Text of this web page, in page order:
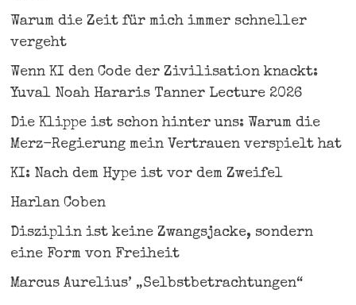
Warum die Zeit für mich immer schneller
vergeht
Wenn KI den Code der Zivilisation knackt:
Yuval Noah Hararis Tanner Lecture 2026
Die Klippe ist schon hinter uns: Warum die
Merz-Regierung mein Vertrauen verspielt hat
KI: Nach dem Hype ist vor dem Zweifel
Harlan Coben
Disziplin ist keine Zwangsjacke, sondern
eine Form von Freiheit
Marcus Aurelius’ „Selbstbetrachtungen“